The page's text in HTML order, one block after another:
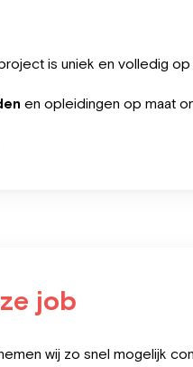
is uniek en volledig op
en opleidingen op maat
job
wij zo snel mogelijk